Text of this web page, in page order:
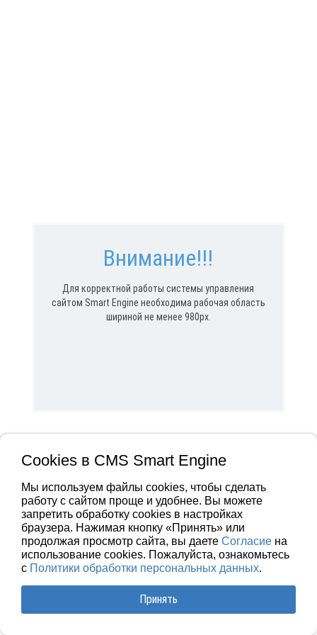
Внимание!!!
Для корректной работы системы управления
сайтом Smart Engine необходима рабочая область
шириной не менее 980px.
Cookies в CMS Smart Engine
Мы используем файлы cookies, чтобы сделать
работу с сайтом проще и удобнее. Вы можете
запретить обработку сookies в настройках
браузера. Нажимая кнопку «Принять» или
продолжая просмотр сайта, вы даете Согласие на
использование cookies. Пожалуйста, ознакомьтесь
с Политики обработки персональных данных.
Принять